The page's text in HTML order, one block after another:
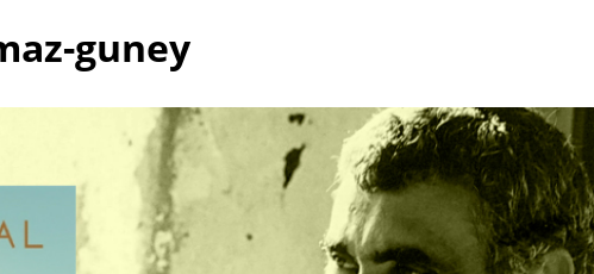
guney